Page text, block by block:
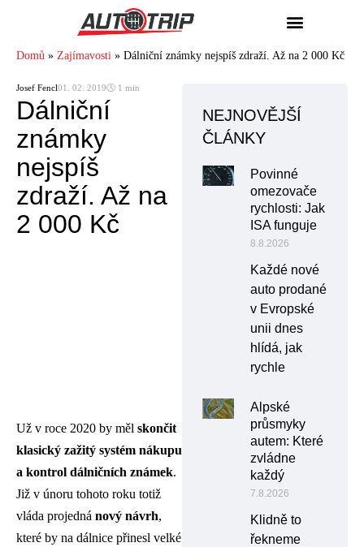
Domů » Zajímavosti » Dálniční známky nejspíš zdraží. Až na 2 000 Kč
Josef Fencl01. 02. 2019🕓 1 min
Dálniční
známky
nejspíš
zdraží. Až na
2 000 Kč
Už v roce 2020 by měl skončit
klasický zažitý systém nákupu
a kontrol dálničních známek.
Již v únoru tohoto roku totiž
vláda projedná nový návrh,
které by na dálnice přinesl velké
NEJNOVĚJŠÍ
ČLÁNKY
Povinné
omezovače
rychlosti: Jak
ISA funguje
8.8.2026
Každé nové
auto prodané
v Evropské
unii dnes
hlídá, jak
rychle
Alpské
průsmyky
autem: Které
zvládne
každý
7.8.2026
Klidně to
řekneme